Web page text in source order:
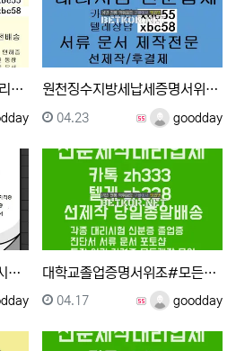
공문서위조か한국어능력대리시험✚톡상담xbc55▲텔레그램 … 원천징수지방세납세증명서위조★편입대리시험ω 톡상담xbc5…
등록자 goodday
등록일
04.23
경력증명서위조⭐토픽대리시험 민증위조 전문대학원대리시험 … 대학교졸업증명서위조#모든성적표위조⭐면허증대리시험 톡상담…
등록자 goodday
등록일
04.17